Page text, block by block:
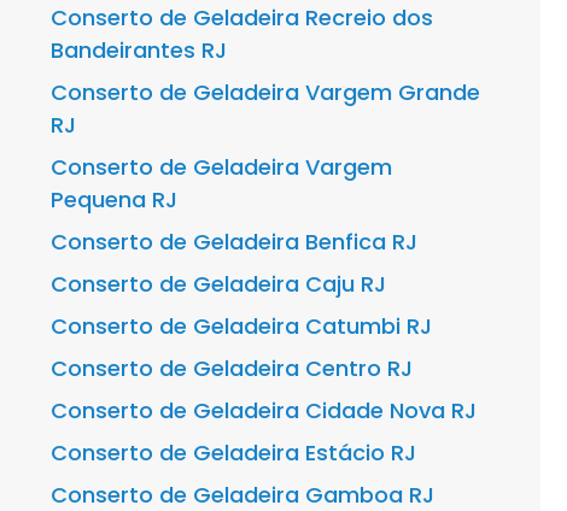
Conserto de Geladeira Recreio dos
Bandeirantes RJ
Conserto de Geladeira Vargem Grande
RJ
Conserto de Geladeira Vargem
Pequena RJ
Conserto de Geladeira Benfica RJ
Conserto de Geladeira Caju RJ
Conserto de Geladeira Catumbi RJ
Conserto de Geladeira Centro RJ
Conserto de Geladeira Cidade Nova RJ
Conserto de Geladeira Estácio RJ
Conserto de Geladeira Gamboa RJ